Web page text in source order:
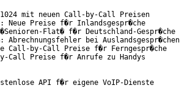
mit neuen Call-by-Call Preisen
Neue Preise f�r Inlandsgespr�che
Flat� f�r Deutschland-Gespr�che
bei Auslandsgespr�chen
Call-by-Call Preise f�r Ferngespr�che
Call Preise f�r Anrufe zu Handys
API f�r eigene VoIP-Dienste